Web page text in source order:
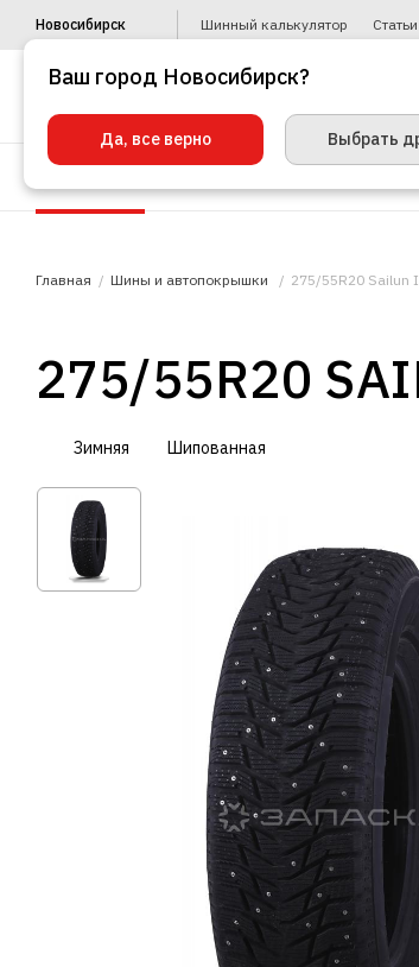
Новосибирск Шинный калькулятор Статьи
Главная Шины и автопокрышки 275/55R20 Sailun
275/55R20
Зимняя Шипованная
Ваш город Новосибирск?
Да, все верно Выбрать